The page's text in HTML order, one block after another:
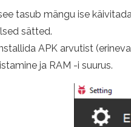
tasub mängu ise
sätted.
APK arvutist
ja RAM -i suurus.